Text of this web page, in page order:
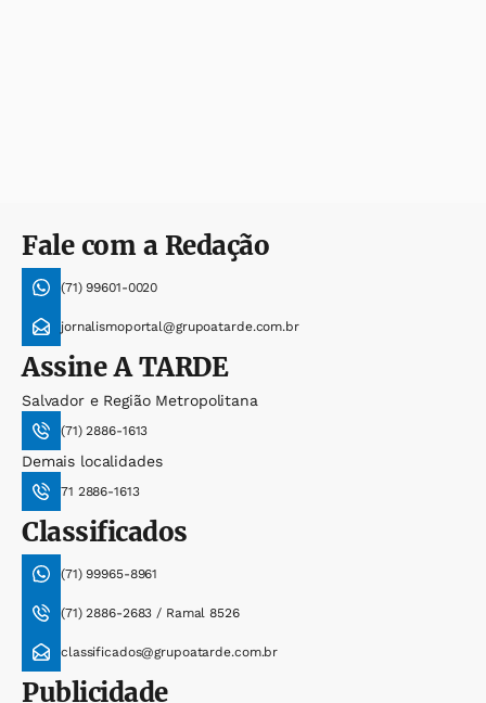
Fale com a Redação
(71) 99601-0020
jornalismoportal@grupoatarde.com.br
AssineA TARDE
Salvador e Região Metropolitana
(71) 2886-1613
Demais localidades
71 2886-1613
Classificados
(71) 99965-8961
(71) 2886-2683 / Ramal 8526
classificados@grupoatarde.com.br
Publicidade